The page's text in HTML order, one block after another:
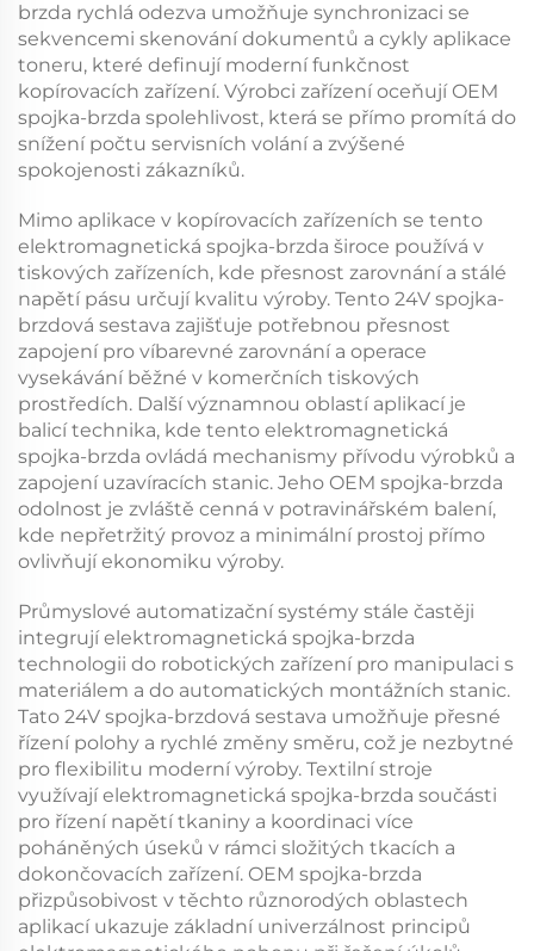
brzda rychlá odezva umožňuje synchronizaci se
sekvencemi skenování dokumentů a cykly aplikace
toneru, které definují moderní funkčnost
kopírovacích zařízení. Výrobci zařízení oceňují OEM
spojka-brzda spolehlivost, která se přímo promítá do
snížení počtu servisních volání a zvýšené
spokojenosti zákazníků.
Mimo aplikace v kopírovacích zařízeních se tento
elektromagnetická spojka-brzda široce používá v
tiskových zařízeních, kde přesnost zarovnání a stálé
napětí pásu určují kvalitu výroby. Tento 24V spojka-
brzdová sestava zajišťuje potřebnou přesnost
zapojení pro víbarevné zarovnání a operace
vysekávání běžné v komerčních tiskových
prostředích. Další významnou oblastí aplikací je
balicí technika, kde tento elektromagnetická
spojka-brzda ovládá mechanismy přívodu výrobků a
zapojení uzavíracích stanic. Jeho OEM spojka-brzda
odolnost je zvláště cenná v potravinářském balení,
kde nepřetržitý provoz a minimální prostoj přímo
ovlivňují ekonomiku výroby.
Průmyslové automatizační systémy stále častěji
integrujíelektromagnetická spojka-brzda
technologii do robotických zařízení pro manipulaci s
materiálem a do automatických montážních stanic.
Tato 24V spojka-brzdová sestava umožňuje přesné
řízení polohy a rychlé změny směru, což je nezbytné
pro flexibilitu moderní výroby. Textilní stroje
využívajíelektromagnetická spojka-brzda součásti
pro řízení napětí tkaniny a koordinaci více
poháněných úseků v rámci složitých tkacích a
dokončovacích zařízení. OEM spojka-brzda
přizpůsobivost v těchto různorodých oblastech
aplikací ukazuje základní univerzálnost principů